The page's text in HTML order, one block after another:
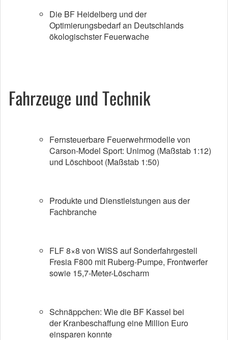
Die BF Heidelberg und der
Optimierungsbedarf an Deutschlands
ökologischster Feuerwache
Fahrzeuge und Technik
Fernsteuerbare Feuerwehrmodelle von
Carson-Model Sport: Unimog (Maßstab 1:12)
und Löschboot (Maßstab 1:50)
Produkte und Dienstleistungen aus der
Fachbranche
FLF 8×8 von WISS auf Sonderfahrgestell
Fresia F800 mit Ruberg-Pumpe, Frontwerfer
sowie 15,7-Meter-Löscharm
Schnäppchen: Wie die BF Kassel bei
der Kranbeschaffung eine Million Euro
einsparen konnte